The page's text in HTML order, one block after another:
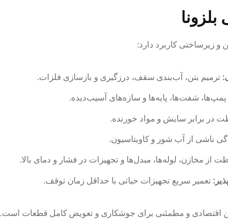
و زیرساختی کاربرد دارد:
ترمیم بتن، آب‌بندی سقف، درزگیری و بازسازی فلزات.
پمپ‌ها، شفت‌ها، پایه‌ها و سازه‌های آسیب‌دیده.
در برابر سایش و مواد خورنده.
ناشی از آب شور و کاویتاسیون.
از مخازن، لوله‌ها، مبدل‌ها و تجهیزات در فشار و دمای بالا.
تعمیر سریع تجهیزات حیاتی با حداقل زمان توقف.
اقتصادی و مطمئنی برای جوشکاری و تعویض کامل قطعات است.